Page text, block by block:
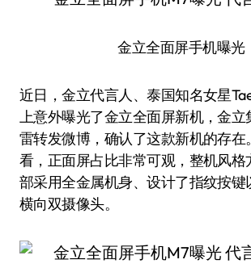
金立全面屏手机曝光
近日，金立代言人、泰国知名女星
上意外曝光了金立全面屏新机，金立
雷转发微博，确认了这款新机的存在
看，正面屏占比非常可观，整机风格
部采用全金属机身、设计了指纹按键
横向双摄像头。